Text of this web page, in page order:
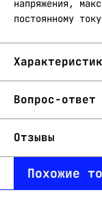
напряжения,
постоянному
Вопрос-ответ
Отзывы
Похожие